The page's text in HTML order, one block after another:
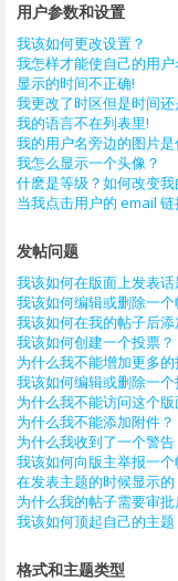
用户参数和设置
我该如何更改设置？
我怎样才能使自己的用
显示的时间不正确!
我更改了时区但是时间
我的语言不在列表里!
我的用户名旁边的图片是
我怎么显示一个头像？
什麽是等级？如何改变我
当我点击用户的 email
发帖问题
我该如何在版面上发表话
我该如何编辑或删除一个
我该如何在我的帖子后添
我该如何创建一个投票？
为什么我不能增加更多的
我该如何编辑或删除一个
为什么我不能访问这个版
为什么我不能添加附件？
为什么我收到了一个警告
我该如何向版主举报一个
在发表主题的时候显示的
为什么我的帖子需要审批
我该如何顶起自己的主题
格式和主题类型